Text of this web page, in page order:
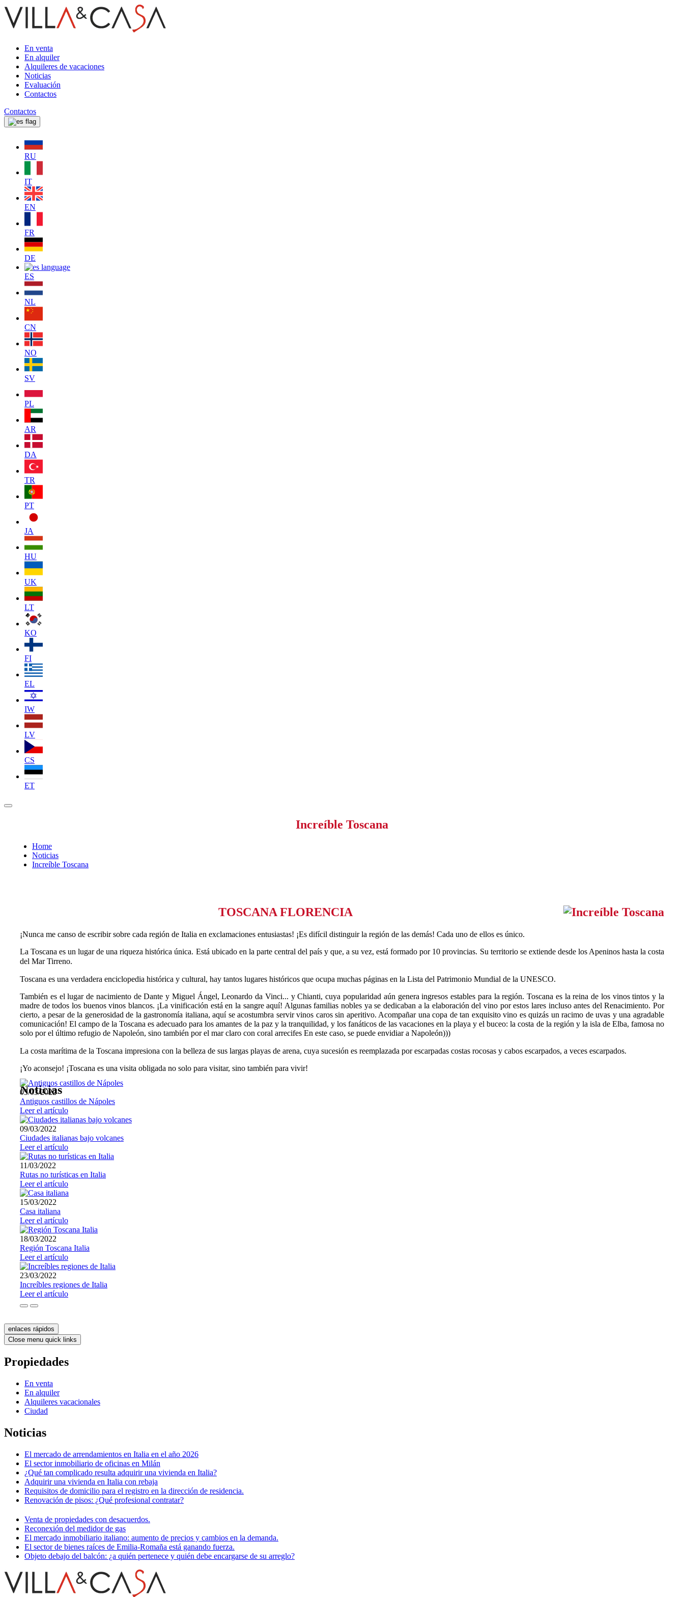
En venta
En alquiler
Alquileres de vacaciones
Noticias
Evaluación
Contactos
Contactos
RU
IT
EN
FR
DE
ES
NL
CN
NO
SV
PL
AR
DA
TR
PT
JA
HU
UK
LT
KO
FI
EL
IW
LV
CS
ET
Increíble Toscana
Home
Noticias
Increíble Toscana
TOSCANA FLORENCIA
¡Nunca me canso de escribir sobre cada región de Italia en exclamaciones entusiastas! ¡Es difícil distinguir la región de las demás! Cada uno de ellos es único.⠀
La Toscana es un lugar de una riqueza histórica única. Está ubicado en la parte central del país y que, a su vez, está formado por 10 provincias. Su territorio se extiende desde los Apeninos hasta la costa
del Mar Tirreno.⠀
Toscana es una verdadera enciclopedia histórica y cultural, hay tantos lugares históricos que ocupa muchas páginas en la Lista del Patrimonio Mundial de la UNESCO.⠀
También es el lugar de nacimiento de Dante y Miguel Ángel, Leonardo da Vinci... y Chianti, cuya popularidad aún genera ingresos estables para la región. Toscana es la reina de los vinos tintos y la
madre de todos los buenos vinos blancos. ¡La vinificación está en la sangre aquí! Algunas familias nobles ya se dedicaban a la elaboración del vino por estos lares incluso antes del Renacimiento. Por
cierto, a pesar de la generosidad de la gastronomía italiana, aquí se acostumbra servir vinos caros sin aperitivo. Acompañar una copa de tan exquisito vino es quizás un racimo de uvas y una agradable
comunicación! El campo de la Toscana es adecuado para los amantes de la paz y la tranquilidad, y los fanáticos de las vacaciones en la playa y el buceo: la costa de la región y la isla de Elba, famosa no
solo por el último refugio de Napoleón, sino también por el mar claro con coral arrecifes En este caso, se puede envidiar a Napoleón)))
La costa marítima de la Toscana impresiona con la belleza de sus largas playas de arena, cuya sucesión es reemplazada por escarpadas costas rocosas y cabos escarpados, a veces escarpados.⠀
¡Yo aconsejo! ¡Toscana es una visita obligada no solo para visitar, sino también para vivir!
Noticias
05/03/2022
Antiguos castillos de Nápoles
Leer el artículo
09/03/2022
Ciudades italianas bajo volcanes
Leer el artículo
11/03/2022
Rutas no turísticas en Italia
Leer el artículo
15/03/2022
Casa italiana
Leer el artículo
18/03/2022
Región Toscana Italia
Leer el artículo
23/03/2022
Increíbles regiones de Italia
Leer el artículo
enlaces rápidos
Close menu quick links
Propiedades
En venta
En alquiler
Alquileres vacacionales
Ciudad
Noticias
El mercado de arrendamientos en Italia en el año 2026
El sector inmobiliario de oficinas en Milán
¿Qué tan complicado resulta adquirir una vivienda en Italia?
Adquirir una vivienda en Italia con rebaja
Requisitos de domicilio para el registro en la dirección de residencia.
Renovación de pisos: ¿Qué profesional contratar?
Venta de propiedades con desacuerdos.
Reconexión del medidor de gas
El mercado inmobiliario italiano: aumento de precios y cambios en la demanda.
El sector de bienes raíces de Emilia-Romaña está ganando fuerza.
Objeto debajo del balcón: ¿a quién pertenece y quién debe encargarse de su arreglo?